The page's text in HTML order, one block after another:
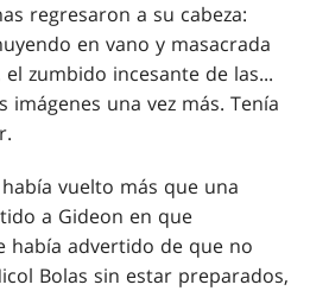
regresaron a su cabeza:
en vano y masacrada
zumbido incesante de las...
imágenes una vez más. Tenía
vuelto más que una
a Gideon en que
había advertido de que no
Bolas sin estar preparados,